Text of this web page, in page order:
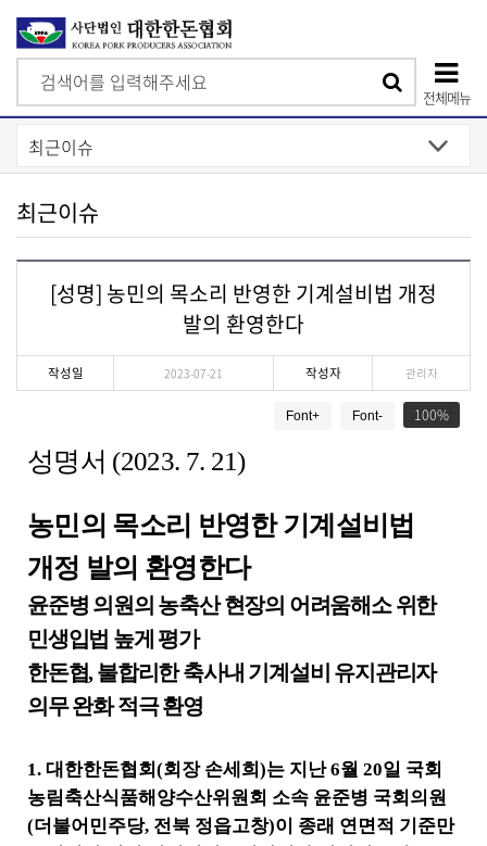
색
전체메뉴
상
단
모
바
일
최근이슈
상
기
로
제
성
자
부
[성명] 농민의 목소리 반영한 기계설비법 개정
발의 환영한다
작성일 2023-07-21 작성자 관리자
100
Font+ Font-
성명서 (2023. 7. 21)
농민의 목소리 반영한 기계설비법
개정 발의 환영한다
윤준병 의원의 농축산 현장의 어려움해소 위한
민생입법 높게 평가
한돈협,불합리한 축사내 기계설비 유지관리자
의무 완화 적극 환영
1. 대한한돈협회 (회장 손세희 )는 지난6월 20일 국회
농림축산식품해양수산위원회 소속 윤준병 국회의원
(더불어민주당, 전북 정읍고창)이 종래 연면적 기준만